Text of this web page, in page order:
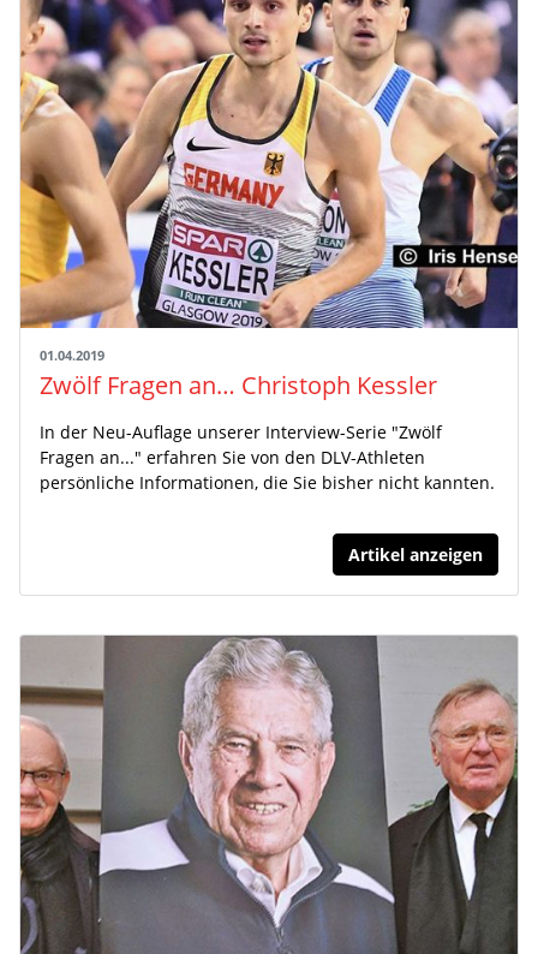
01.04.2019
Zwölf Fragen an… Christoph Kessler
In der Neu-Auflage unserer Interview-Serie "Zwölf
Fragen an..." erfahren Sie von den DLV-Athleten
persönliche Informationen, die Sie bisher nicht kannten.
Artikel anzeigen